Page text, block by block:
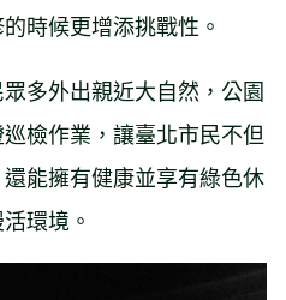
時候更增添挑戰性。
多外出親近大自然，公園
檢作業，讓臺北市民不但
能擁有健康並享有綠色休
環境。